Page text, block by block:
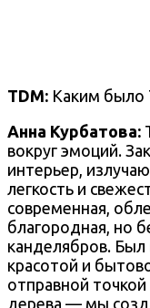
TDM: Каким было
Анна Курбатова:
вокруг эмоций.
интерьер,
легкость и
современная,
благородная, но
канделябров.
красотой и
отправной
дерева — мы